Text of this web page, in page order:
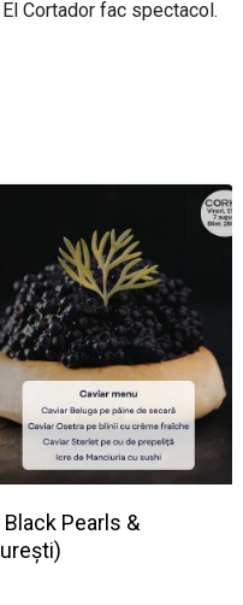
Cortador fac spectacol.
Pearls &